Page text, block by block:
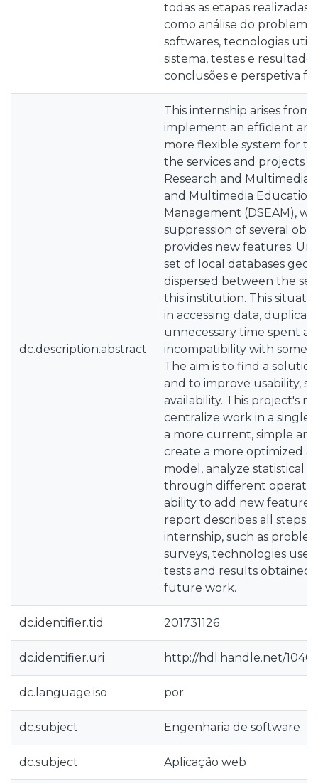
todas as etapas realizadas
como análise do problema,
softwares, tecnologias
sistema, testes e
conclusões e perspetiva
dc.description.abstract
This internship arises from
implement an efficient
more flexible system for
the services and projects
Research and Multimedia
and Multimedia Education
Management (DSEAM),
suppression of several
provides new features.
set of local databases
dispersed between the
this institution. This
in accessing data,
unnecessary time spent
incompatibility with some
The aim is to find a
and to improve usability,
availability. This project's
centralize work in a single
a more current, simple
create a more optimized
model, analyze statistical
through different
ability to add new features
report describes all steps
internship, such as
surveys, technologies
tests and results obtained,
future work.
dc.identifier.tid 201731126
dc.identifier.uri http://hdl.handle.net/
dc.language.iso por
dc.subject Engenharia de software
dc.subject Aplicação web